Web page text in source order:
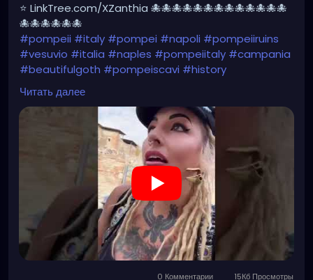
⭐ LinkTree.com/XZanthia 🐙🐙🐙🐙🐙🐙🐙🐙🐙🐙🐙🐙🐙
🐙🐙🐙🐙🐙🐙
#pompeii #italy #pompei #napoli #pompeiiruins
#vesuvio #italia #naples #pompeiitaly #campania
#beautifulgoth #pompeiscavi #history
#archaeology
#traveling #archeologia
#pompeiitempusvita
#vesuvius#bastilledan
#pompeya #cosplay#rome
#pompeitempusvita
https://youtube.com/shorts/ichYAJxg2n8?
feature=share
Читать далее
0 Комментарии 15Кб Просмотры